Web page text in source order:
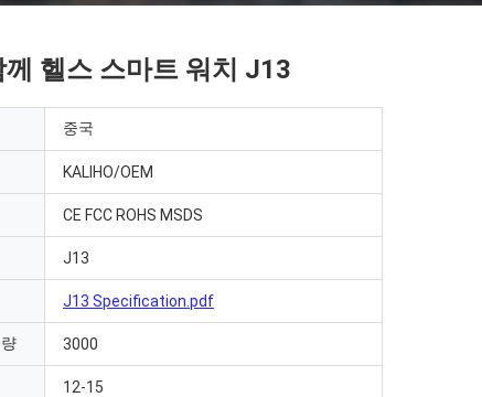
헬스 스마트 워치 J13
중국
KALIHO/OEM
CE FCC ROHS MSDS
J13
J13 Specification.pdf
3000
12-15